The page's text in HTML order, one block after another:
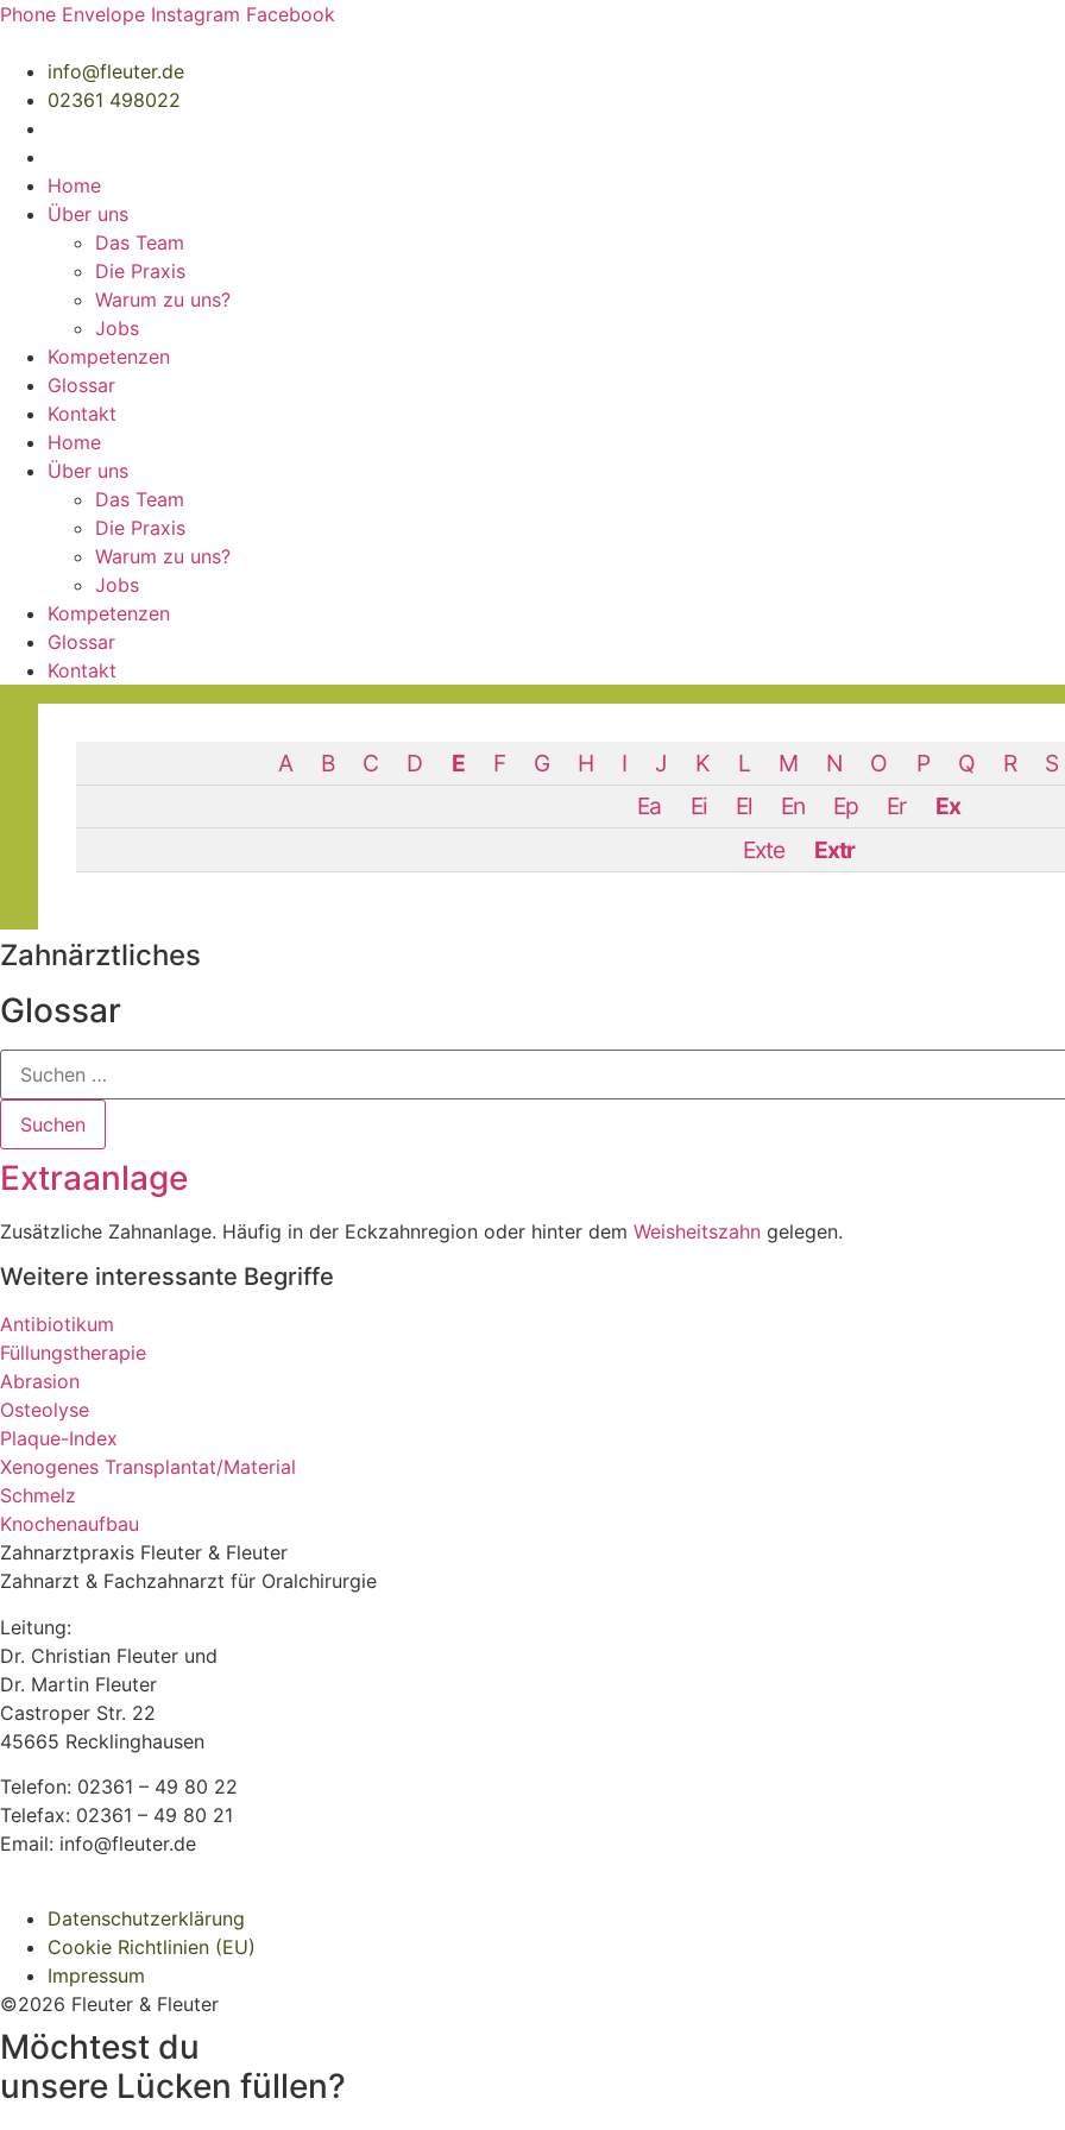
Zum
springen
Phone Envelope Instagram Facebook
info@fleuter.de
02361 498022
Home
Über uns
Das Team
Die Praxis
Warum zu uns?
Jobs
Kompetenzen
Glossar
Kontakt
Home
Über uns
Das Team
Die Praxis
Warum zu uns?
Jobs
Kompetenzen
Glossar
Kontakt
A B C D E F G H I J K L M N O P Q R S
Ea
Ei El En Ep Er
Ex
Exte
Extr
Zahn­ärztliches
Glossar
Suchen
Suchen
Extraanlage
Zusätzliche Zahnanlage. Häufig in der Eckzahnregion oder hinter dem Weisheitszahn gelegen.
Weitere interessante Begriffe
Antibiotikum
Füllungstherapie
Abrasion
Osteolyse
Plaque-Index
Xenogenes Transplantat/Material
Schmelz
Knochenaufbau
Zahnarztpraxis Fleuter & Fleuter
Zahnarzt & Fachzahnarzt für Oralchirurgie
Leitung:
Dr. Christian Fleuter und
Dr. Martin Fleuter
Castroper Str. 22
45665 Recklinghausen
Telefon: 02361 – 49 80 22
Telefax: 02361 – 49 80 21
Email: info@fleuter.de
Datenschutzerklärung
Cookie Richtlinien (EU)
Impressum
©2026 Fleuter & Fleuter
Möchtest du
unsere Lücken füllen?